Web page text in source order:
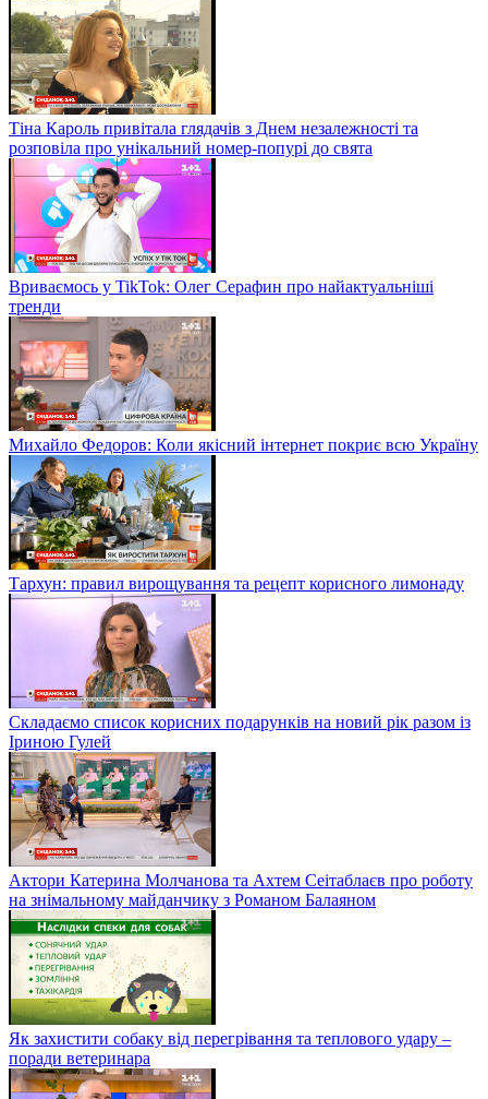
Тіна Кароль привітала глядачів з Днем незалежності та
розповіла про унікальний номер-попурі до свята
Вриваємось у TikTok: Олег Серафин про найактуальніші
тренди
Михайло Федоров: Коли якісний інтернет покриє всю Україну
Тархун: правил вирощування та рецепт корисного лимонаду
Складаємо список корисних подарунків на новий рік разом із
Іриною Гулей
Актори Катерина Молчанова та Ахтем Сеітаблаєв про роботу
на знімальному майданчику з Романом Балаяном
Як захистити собаку від перегрівання та теплового удару –
поради ветеринара